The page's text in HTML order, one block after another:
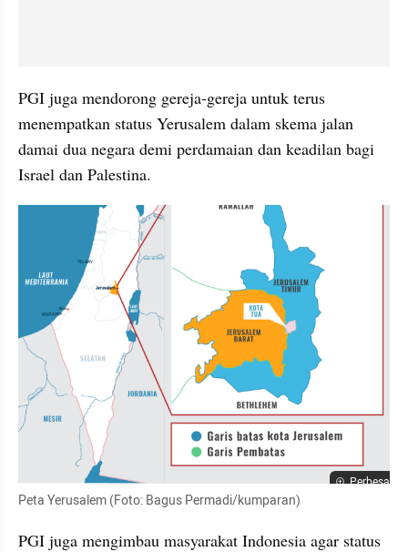
PGI juga mendorong gereja-gereja untuk terus
menempatkan status Yerusalem dalam skema jalan
damai dua negara demi perdamaian dan keadilan bagi
Israel dan Palestina.
Perbesar
Peta Yerusalem (Foto: Bagus Permadi/kumparan)
PGI juga mengimbau masyarakat Indonesia agar status